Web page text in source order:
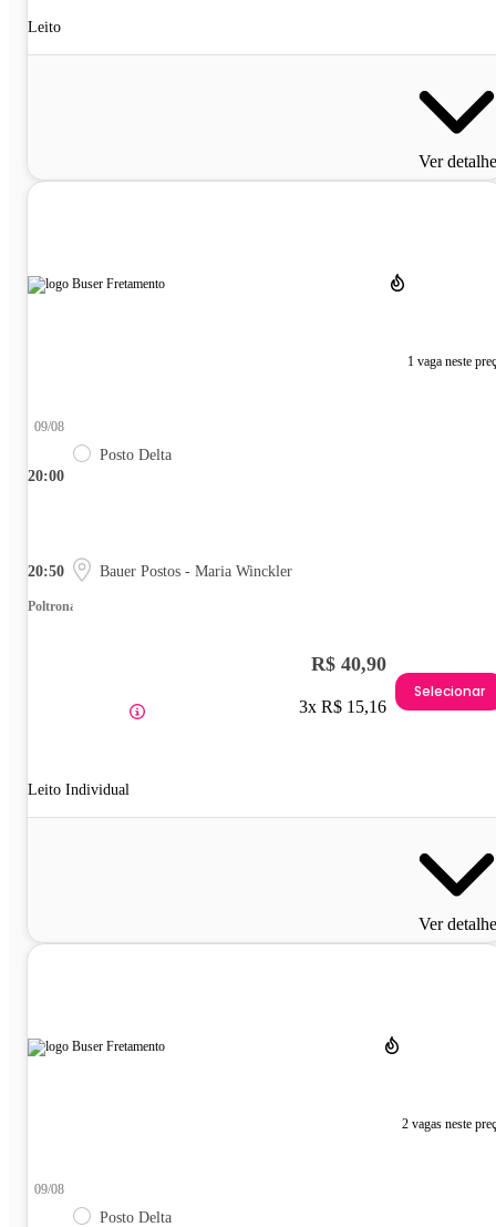
Leito
Ver
1 vaga neste
20:00
09/08
Posto Delta
20:50 Bauer Postos - Maria Winckler
Poltrona
Leito Individual
R$ 40,90
3x R$ 15,16
Selecionar
Ver
2 vagas neste
09/08
Posto Delta